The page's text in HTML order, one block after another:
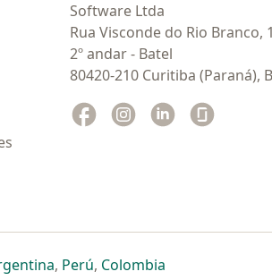
Software Ltda
Rua Visconde do Rio Branco,
2º andar - Batel
80420-210 Curitiba (Paraná),
Facebook
abre num novo separador
Instagram
abre num novo
Linkedin
abre num
separador
num novo separador
abre num novo separador
, Perúabre num novo separador
, Colombiaabre num novo